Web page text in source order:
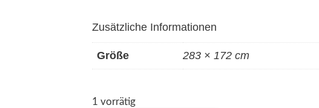
Zusätzliche Informationen
Größe 283 × 172 cm
1 vorrätig